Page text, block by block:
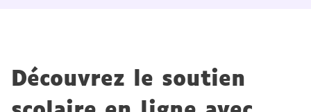
Découvrez le soutien